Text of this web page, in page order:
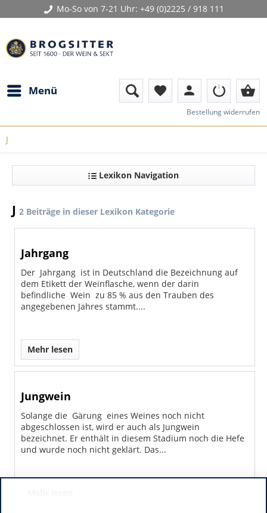
Mo-So von 7-21 Uhr: +49 (0)2225 / 918 111
Menü favorite person shopping_basket
Bestellung widerrufen
J
Lexikon Navigation
J 2 Beiträge in dieser Lexikon Kategorie
Jahrgang
Der Jahrgang ist in Deutschland die Bezeichnung auf
dem Etikett der Weinflasche, wenn der darin
befindliche Wein zu 85 % aus den Trauben des
angegebenen Jahres stammt....
Mehr lesen
Jungwein
Solange die Gärung eines Weines noch nicht
abgeschlossen ist, wird er auch als Jungwein
bezeichnet. Er enthält in diesem Stadium noch die Hefe
und wurde noch nicht geklärt. Das...